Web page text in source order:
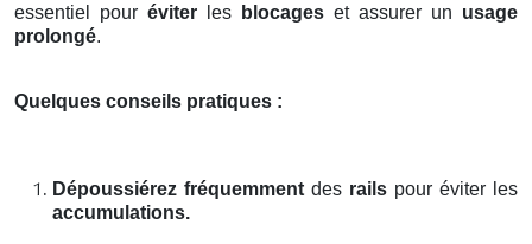
essentiel pour éviter les blocages et assurer un usage
prolongé.
Quelques conseils pratiques :
Dépoussiérez fréquemment des rails pour éviter les
accumulations.